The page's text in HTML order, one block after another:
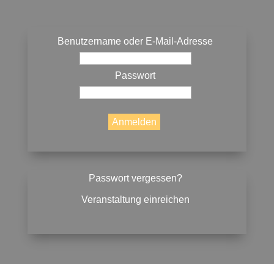
Benutzername oder E-Mail-Adresse
Passwort
Passwort vergessen?
Veranstaltung einreichen